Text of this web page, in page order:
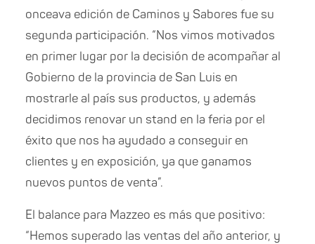
onceava edición de Caminos y Sabores fue su
segunda participación. “Nos vimos motivados
en primer lugar por la decisión de acompañar al
Gobierno de la provincia de San Luis en
mostrarle al país sus productos, y además
decidimos renovar un stand en la feria por el
éxito que nos ha ayudado a conseguir en
clientes y en exposición, ya que ganamos
nuevos puntos de venta”.
El balance para Mazzeo es más que positivo:
“Hemos superado las ventas del año anterior, y